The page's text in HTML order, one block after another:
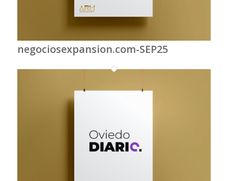
negociosexpansion.com-SEP25